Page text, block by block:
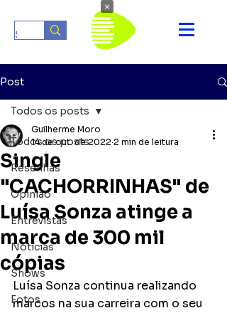
Post
Todos os posts
Resenhas
Opinião
Entrevistas
Notícias
Shows
Fotos
Todos os posts
Single
"CACHORRINHAS" de
Luísa Sonza atinge a
marca de 300 mil
cópias
Guilherme Moro
14 de out. de 2022 2 min de leitura
Luísa Sonza continua realizando
marcos na sua carreira com o seu
×